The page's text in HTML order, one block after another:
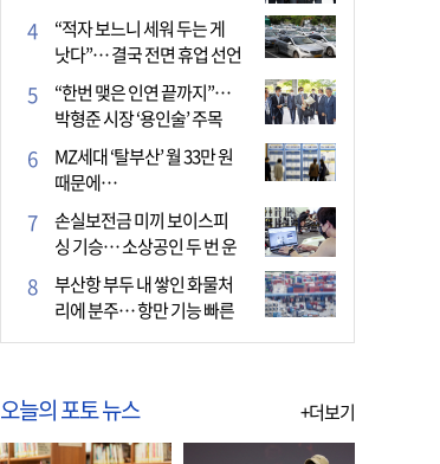
“적자 보느니 세워 두는 게
낫다”… 결국 전면 휴업 선언
한 택시회사
“한번 맺은 인연 끝까지”…
박형준 시장 ‘용인술’ 주목
MZ세대 ‘탈부산’ 월 33만 원
때문에…
손실보전금 미끼 보이스피
싱 기승… 소상공인 두 번 운
다
부산항 부두 내 쌓인 화물처
리에 분주… 항만 기능 빠른
회복세
오늘의 포토 뉴스 +더보기